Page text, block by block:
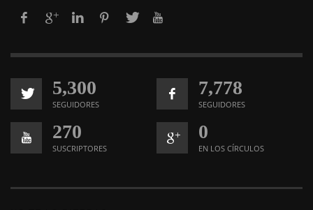
5,300
SEGUIDORES
7,778
SEGUIDORES
270
SUSCRIPTORES
0
EN LOS CÍRCULOS